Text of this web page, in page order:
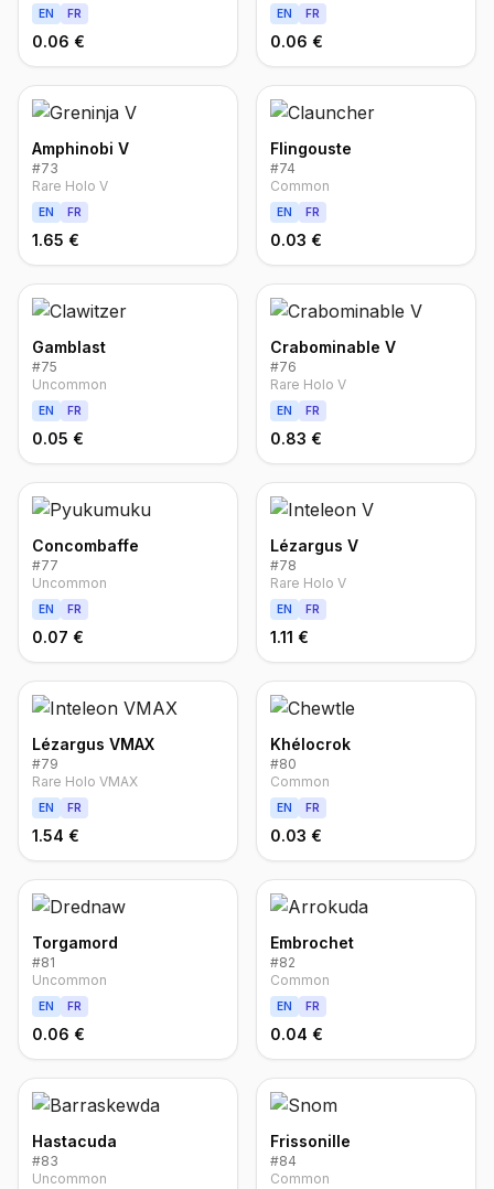
EN FR
0.06 €
EN FR
0.06 €
Amphinobi V
#73
Rare Holo V
EN FR
1.65 €
Flingouste
#74
Common
EN FR
0.03 €
Gamblast
#75
Uncommon
EN FR
0.05 €
Crabominable V
#76
Rare Holo V
EN FR
0.83 €
Concombaffe
#77
Uncommon
EN FR
0.07 €
Lézargus V
#78
Rare Holo V
EN FR
1.11 €
Lézargus VMAX
#79
Rare Holo VMAX
EN FR
1.54 €
Khélocrok
#80
Common
EN FR
0.03 €
Torgamord
#81
Uncommon
EN FR
0.06 €
Embrochet
#82
Common
EN FR
0.04 €
Hastacuda
#83
Uncommon
Frissonille
#84
Common